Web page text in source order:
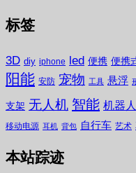
标签
3D diy iphone led 便携 便携
阳能 安防 宠物 工具 悬浮
支架 无人机 智能 机器人
移动电源 耳机 背包 自行车 艺术
本站踪迹